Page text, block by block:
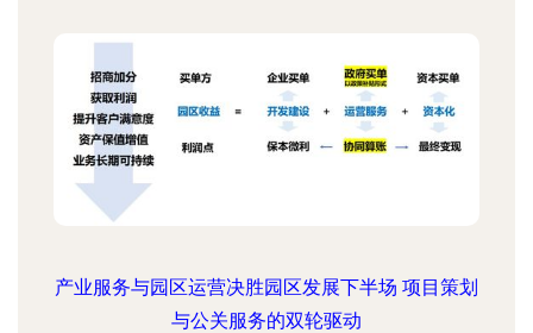
产业服务与园区运营决胜园区发展下半场 项目策划
与公关服务的双轮驱动